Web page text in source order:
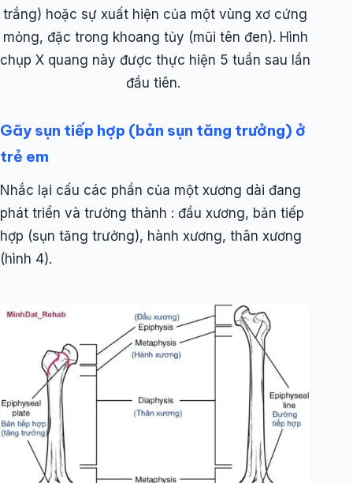
trắng) hoặc sự xuất hiện của một vùng xơ cứng
mỏng, đặc trong khoang tủy (mũi tên đen). Hình
chụp X quang này được thực hiện 5 tuần sau lần
đầu tiên.
Gãy sụn tiếp hợp (bản sụn tăng trưởng) ở
trẻ em
Nhắc lại cấu các phần của một xương dài đang
phát triển và trưởng thành : đầu xương, bản tiếp
hợp (sụn tăng trưởng), hành xương, thân xương
(hình 4).